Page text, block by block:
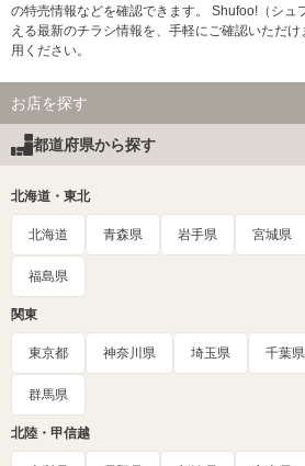
の特売情報などを確認できます。 Shufoo!（シュ
える最新のチラシ情報を、手軽にご確認いただ
用ください。
お店を探す
都道府県から探す
北海道・東北
北海道 青森県 岩手県 宮城県
福島県
関東
東京都 神奈川県 埼玉県 千葉県
群馬県
北陸・甲信越